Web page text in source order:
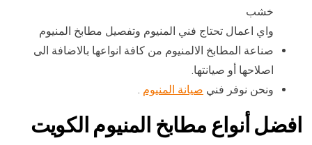
خشب
واي اعمال تحتاج فني المنيوم وتفصيل مطابخ المنيوم
صناعة المطابخ الالمنيوم من كافة انواعها بالاضافة الى
اصلاحها أو صيانتها.
ونحن نوفر فني صيانة المنيوم .
افضل أنواع مطابخ المنيوم الكويت